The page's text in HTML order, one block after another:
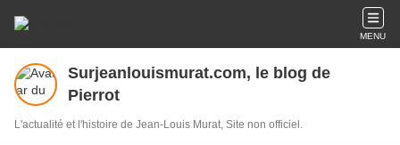
MENU
Surjeanlouismurat.com, le blog de
Pierrot
L'actualité et l'histoire de Jean-Louis Murat, Site non officiel.